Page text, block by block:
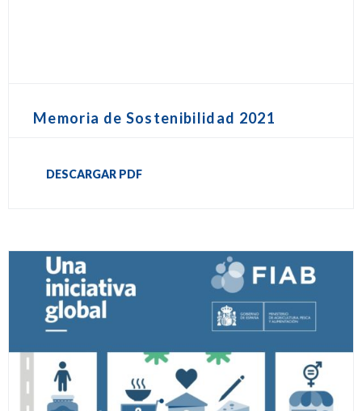
Memoria de Sostenibilidad 2021
DESCARGAR PDF